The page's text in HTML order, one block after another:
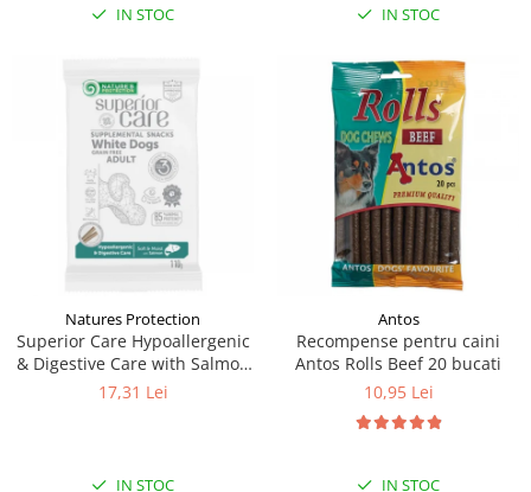
IN STOC IN STOC
Natures Protection
Superior Care Hypoallergenic
& Digestive Care with Salmon
(110g)
17,31 Lei
IN STOC
Antos
Recompense pentru caini
Antos Rolls Beef 20 bucati
10,95 Lei
IN STOC